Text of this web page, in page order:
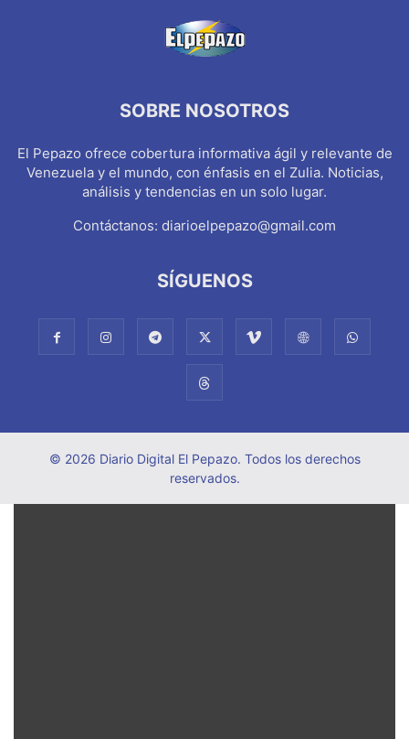
SOBRE NOSOTROS
El Pepazo ofrece cobertura informativa ágil y relevante de
Venezuela y el mundo, con énfasis en el Zulia. Noticias,
análisis y tendencias en un solo lugar.
Contáctanos: diarioelpepazo@gmail.com
SÍGUENOS
© 2026 Diario Digital El Pepazo. Todos los derechos
reservados.